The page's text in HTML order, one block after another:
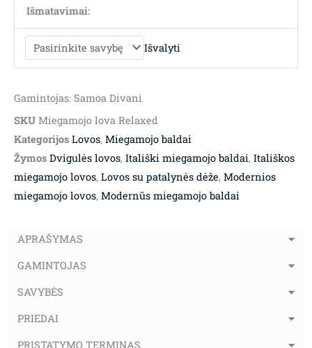
Išmatavimai:
Išvalyti
Gamintojas: Samoa Divani
SKU Miegamojo lova Relaxed
Kategorijos Lovos, Miegamojo baldai
Žymos Dvigulės lovos, Itališki miegamojo baldai, Itališkos
miegamojo lovos, Lovos su patalynės dėže, Modernios
miegamojo lovos, Modernūs miegamojo baldai
APRAŠYMAS
GAMINTOJAS
SAVYBĖS
PRIEDAI
PRISTATYMO TERMINAS